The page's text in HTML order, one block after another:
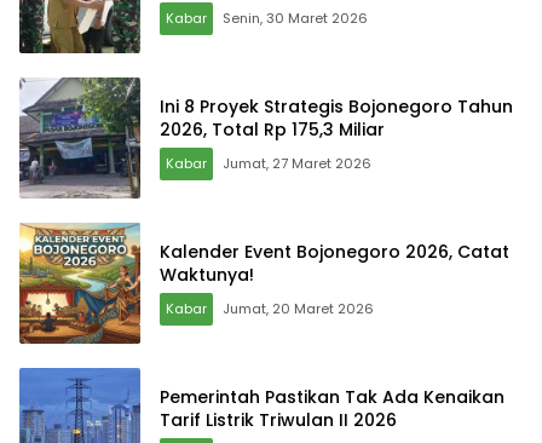
Kabar Senin, 30 Maret 2026
Ini 8 Proyek Strategis Bojonegoro Tahun
2026, Total Rp 175,3 Miliar
Kabar Jumat, 27 Maret 2026
Kalender Event Bojonegoro 2026, Catat
Waktunya!
Kabar Jumat, 20 Maret 2026
Pemerintah Pastikan Tak Ada Kenaikan
Tarif Listrik Triwulan II 2026